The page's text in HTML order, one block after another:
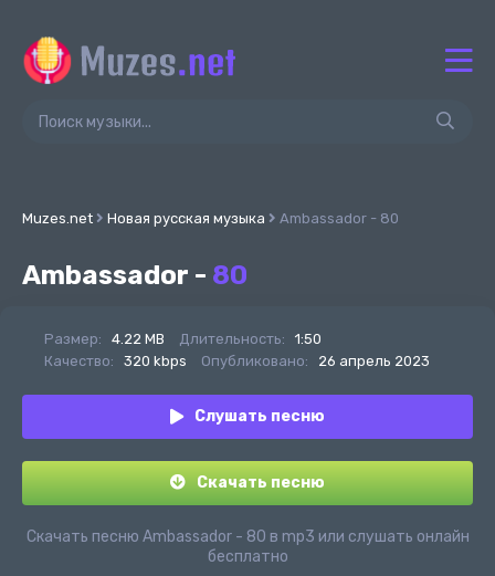
Muzes.net Новая русская музыка Ambassador - 80
Ambassador - 80
Размер: 4.22 MB Длительность:
1:50
Качество:
320 kbps Опубликовано: 26 апрель 2023
Слушать песню
Скачать песню
Скачать песню Ambassador - 80 в mp3 или слушать онлайн
бесплатно